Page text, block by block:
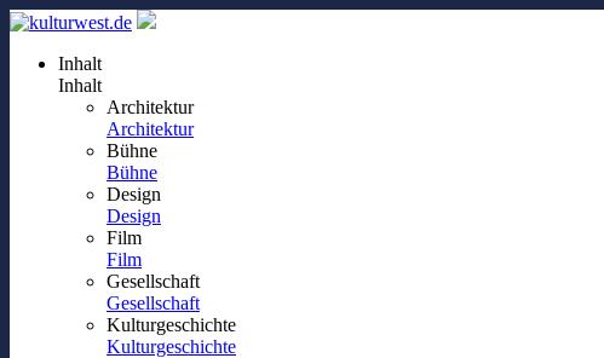
Inhalt
Inhalt
Architektur
Architektur
Bühne
Bühne
Design
Design
Film
Film
Gesellschaft
Gesellschaft
Kulturgeschichte
Kulturgeschichte